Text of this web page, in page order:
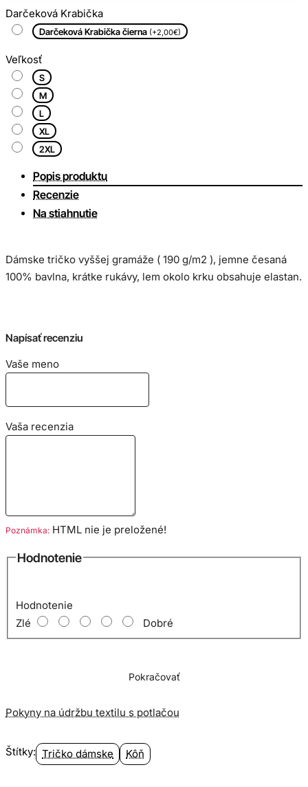
Darčeková Krabička
Darčeková Krabička čierna (+2,00€)
Veľkosť
S
M
L
XL
2XL
Popis produktu
Recenzie
Na stiahnutie
Dámske tričko vyššej gramáže ( 190 g/m2 ), jemne česaná
100% bavlna, krátke rukávy, lem okolo krku obsahuje elastan.
Napísať recenziu
Vaše meno
Vaša recenzia
Poznámka: HTML nie je preložené!
Hodnotenie
Hodnotenie
Zlé
Dobré
Pokračovať
Pokyny na údržbu textilu s potlačou
Štítky: Tričko dámske Kôň